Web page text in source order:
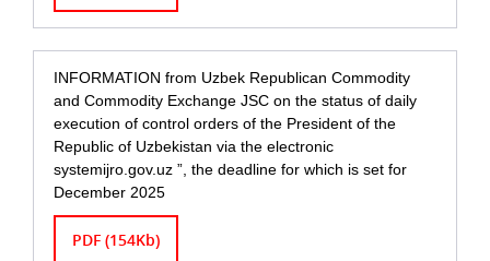
INFORMATION from Uzbek Republican Commodity
and Commodity Exchange JSC on the status of daily
execution of control orders of the President of the
Republic of Uzbekistan via the electronic
systemijro.gov.uz ”, the deadline for which is set for
December 2025
PDF (154Kb)